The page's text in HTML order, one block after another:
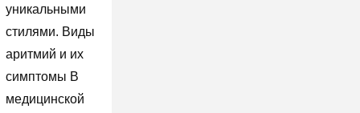
уникальными
стилями. Виды
аритмий и их
симптомы В
медицинской